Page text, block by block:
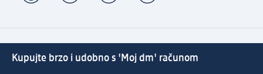
Kupujte brzo i udobno s 'Moj dm' računom